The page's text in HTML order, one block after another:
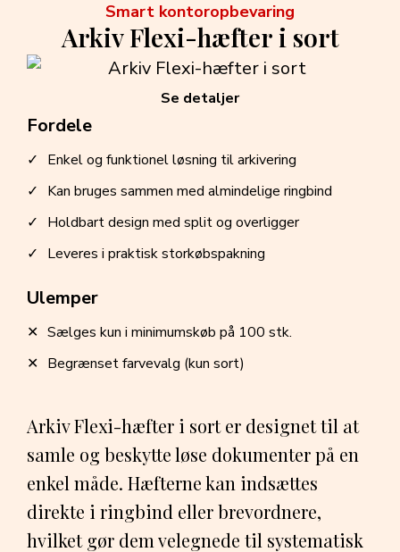
Smart kontoropbevaring
Arkiv Flexi-hæfter i sort
Arkiv Flexi-hæfter i sort er designet til at
samle og beskytte løse dokumenter på en
enkel måde. Hæfterne kan indsættes
direkte i ringbind eller brevordnere,
hvilket gør dem velegnede til systematisk
Fordele
Enkel og funktionel løsning til arkivering
Kan bruges sammen med almindelige ringbind
Holdbart design med split og overligger
Leveres i praktisk storkøbspakning
Ulemper
Sælges kun i minimumskøb på 100 stk.
Begrænset farvevalg (kun sort)
Se detaljer